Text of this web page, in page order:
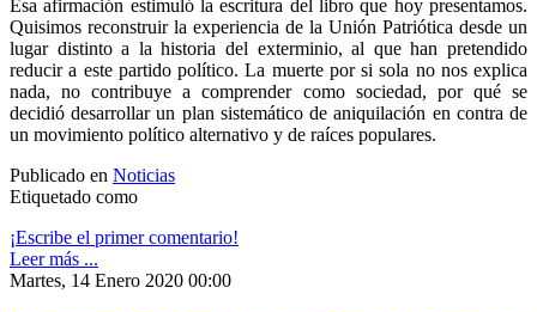
Esa afirmación estimuló la escritura del libro que hoy presentamos.
Quisimos reconstruir la experiencia de la Unión Patriótica desde un
lugar distinto a la historia del exterminio, al que han pretendido
reducir a este partido político. La muerte por si sola no nos explica
nada, no contribuye a comprender como sociedad, por qué se
decidió desarrollar un plan sistemático de aniquilación en contra de
un movimiento político alternativo y de raíces populares.
Publicado en Noticias
Etiquetado como
¡Escribe el primer comentario!
Leer más ...
Martes, 14 Enero 2020 00:00